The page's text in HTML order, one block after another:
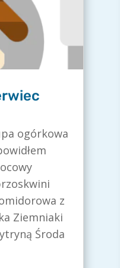
ogórkowa
z
Ziemniaki
Środa